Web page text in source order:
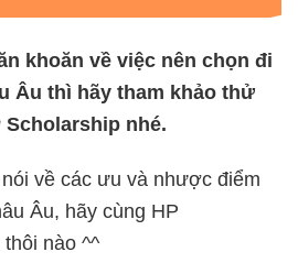
khoăn về việc nên chọn đi
Âu thì hãy tham khảo thử
Scholarship nhé.
về các ưu và nhược điểm
Âu, hãy cùng HP
nào ^^